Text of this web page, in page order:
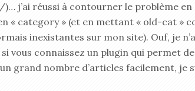
j’ai réussi à contourner le problème
« category » (et en mettant « old-cat »
inexistantes sur mon site). Ouf, je
vous connaissez un plugin qui permet de
grand nombre d’articles facilement, je